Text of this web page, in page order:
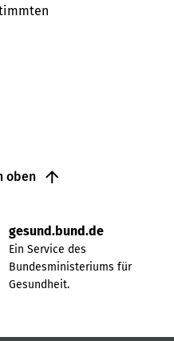
oben
gesund.bund.de
Ein Service des
Bundesministeriums für
Gesundheit.